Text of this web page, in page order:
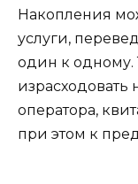
Накопления
услуги,
один к
израсходовать
оператора,
при этом к